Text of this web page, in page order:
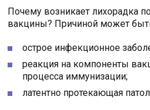
Почему возникает лихорадка
вакцины? Причиной может
острое инфекционное
реакция на компоненты
процесса иммунизации;
латентно протекающая